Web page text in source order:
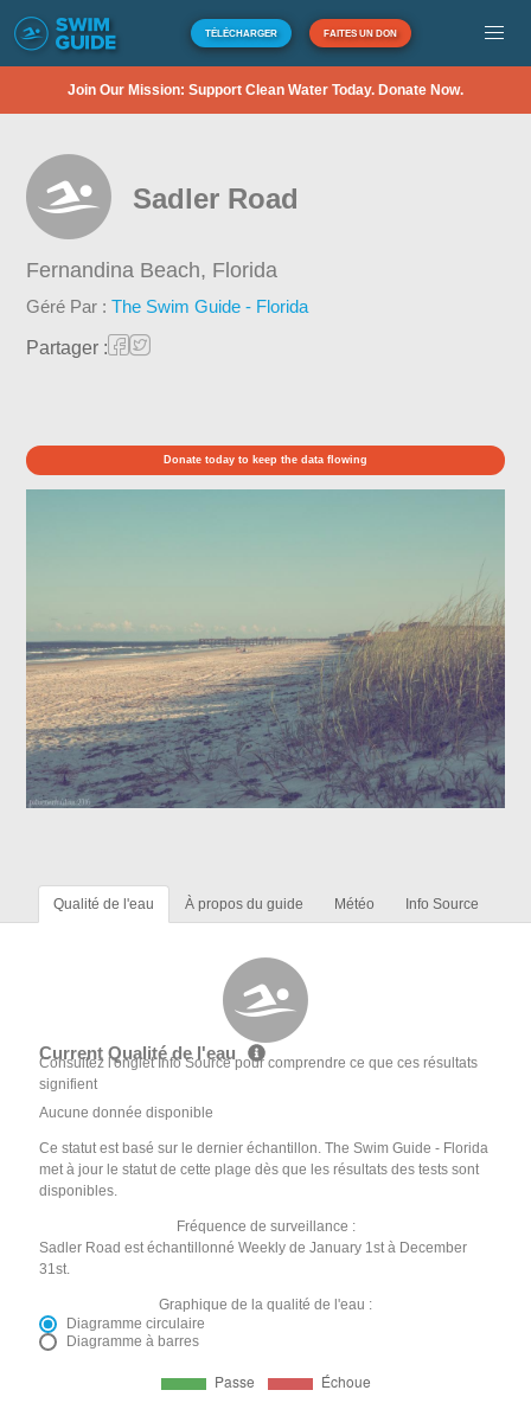
TÉLÉCHARGER FAITES UN DON
Join Our Mission: Support Clean Water Today. Donate Now.
Sadler Road
Fernandina Beach, Florida
Géré Par :The Swim Guide - Florida
Partager :
Donate today to keep the data flowing
Qualité de l'eau À propos du guide Météo Info Source
Current Qualité de l'eau
Consultez l'onglet Info Source pour comprendre ce que ces résultats
signifient
Aucune donnée disponible
Ce statut est basé sur le dernier échantillon. The Swim Guide - Florida
met à jour le statut de cette plage dès que les résultats des tests sont
disponibles.
Fréquence de surveillance :
Sadler Road est échantillonné Weekly de January 1st à December
31st.
Graphique de la qualité de l'eau :
Diagramme circulaire
Diagramme à barres